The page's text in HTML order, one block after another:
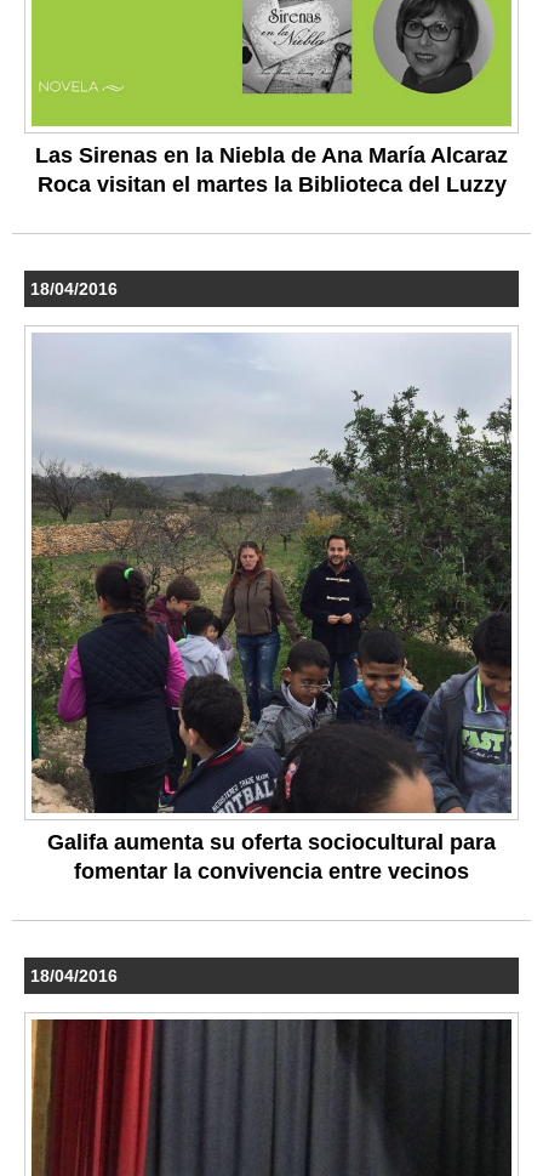
Las Sirenas en la Niebla de Ana María Alcaraz
Roca visitan el martes la Biblioteca del Luzzy
18/04/2016
Galifa aumenta su oferta sociocultural para
fomentar la convivencia entre vecinos
18/04/2016